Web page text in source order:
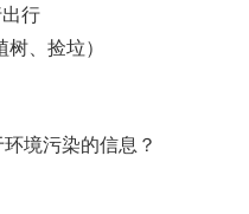
行
、捡垃）
境污染的信息？